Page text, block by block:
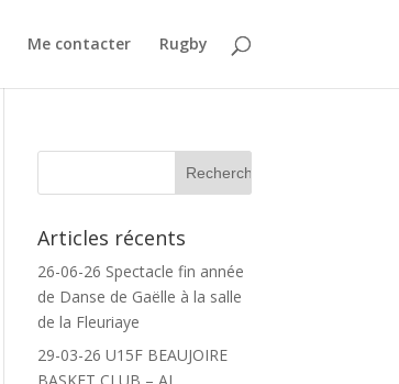
Me contacter Rugby
Articles récents
26-06-26 Spectacle fin année
de Danse de Gaëlle à la salle
de la Fleuriaye
29-03-26 U15F BEAUJOIRE